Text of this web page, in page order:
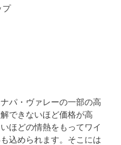
プ
パ・ヴァレーの一部の高
できないほど価格が高
ほどの情熱をもってワイ
込められます。そこには